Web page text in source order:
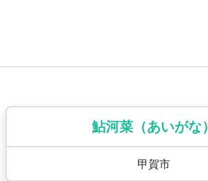
鮎河菜（あいがな）
甲賀市